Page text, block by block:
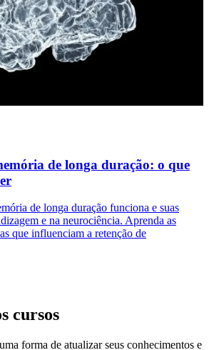
de longa duração: o que
de longa duração funciona e suas
e na neurociência. Aprenda as
que influenciam a retenção de
cursos
forma de atualizar seus conhecimentos e